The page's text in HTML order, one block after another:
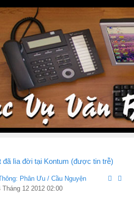
đã lìa đời tại Kontum (được tin trễ)
Phân Ưu / Cầu Nguyện
12 2012 02:00